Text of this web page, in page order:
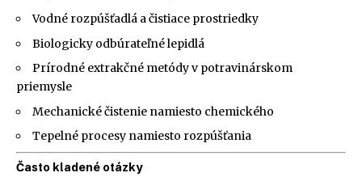
Vodné rozpúšťadlá a čistiace prostriedky
Biologicky odbúrateľné lepidlá
Prírodné extrakčné metódy v potravinárskom
priemysle
Mechanické čistenie namiesto chemického
Tepelné procesy namiesto rozpúšťania
Často kladené otázky